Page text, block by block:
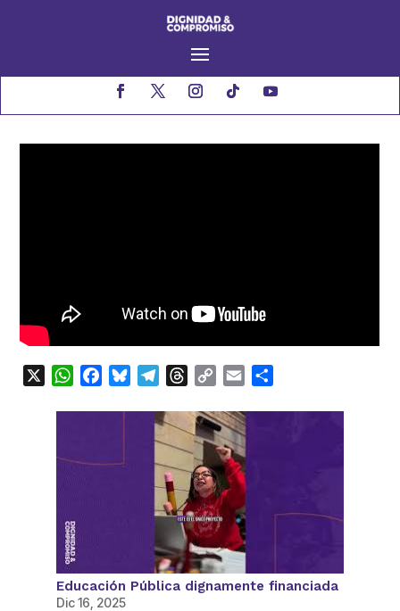
WhatsApp
FacebookBlueskyTelegramThreads
Copy Email
Educación Pública dignamente financiada
Dic 16, 2025